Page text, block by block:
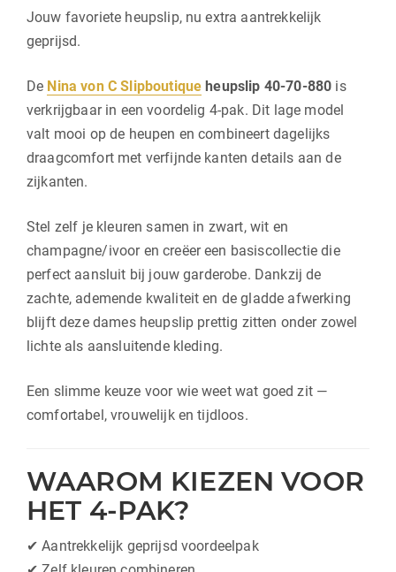
Jouw favoriete heupslip, nu extra aantrekkelijk
geprijsd.
De Nina von C Slipboutique heupslip 40-70-880 is
verkrijgbaar in een voordelig 4-pak. Dit lage model
valt mooi op de heupen en combineert dagelijks
draagcomfort met verfijnde kanten details aan de
zijkanten.
Stel zelf je kleuren samen in zwart, wit en
champagne/ivoor en creëer een basiscollectie die
perfect aansluit bij jouw garderobe. Dankzij de
zachte, ademende kwaliteit en de gladde afwerking
blijft deze dames heupslip prettig zitten onder zowel
lichte als aansluitende kleding.
Een slimme keuze voor wie weet wat goed zit —
comfortabel, vrouwelijk en tijdloos.
WAAROM KIEZEN VOOR
HET 4-PAK?
✔ Aantrekkelijk geprijsd voordeelpak